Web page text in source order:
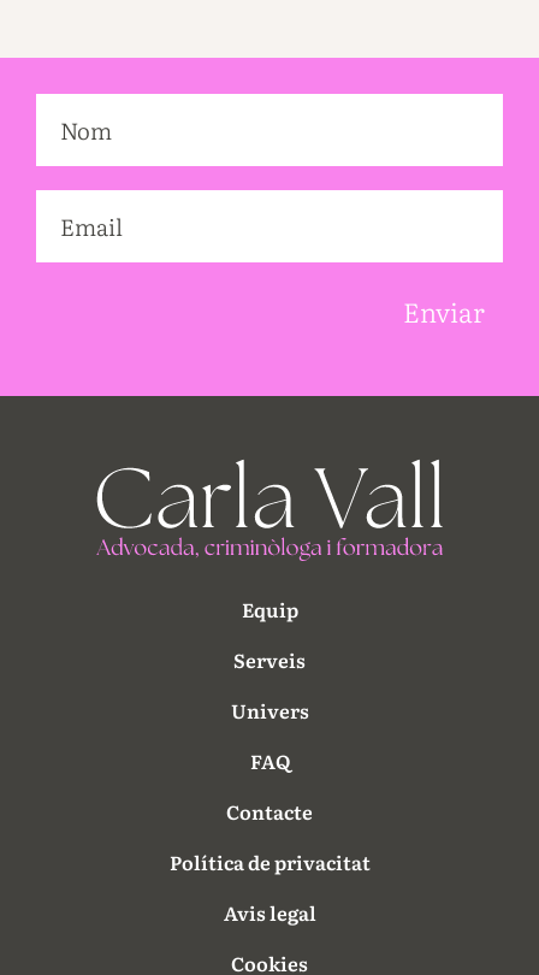
Equip
Serveis
Univers
FAQ
Contacte
Política de privacitat
Avis legal
Cookies